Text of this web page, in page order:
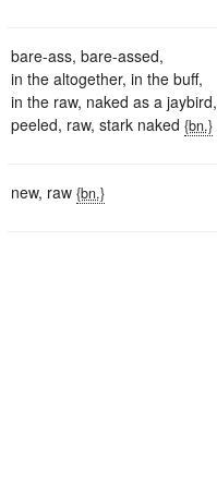
bare-ass, bare-assed,
in the altogether, in the buff,
in the raw, naked as a jaybird,
peeled, raw, stark naked {bn.}
new, raw {bn.}